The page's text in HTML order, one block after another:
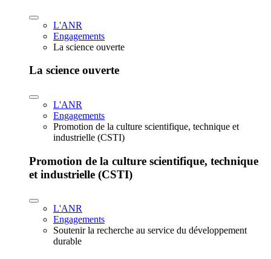
L'ANR
Engagements
La science ouverte
La science ouverte
L'ANR
Engagements
Promotion de la culture scientifique, technique et
industrielle (CSTI)
Promotion de la culture scientifique, technique
et industrielle (CSTI)
L'ANR
Engagements
Soutenir la recherche au service du développement
durable